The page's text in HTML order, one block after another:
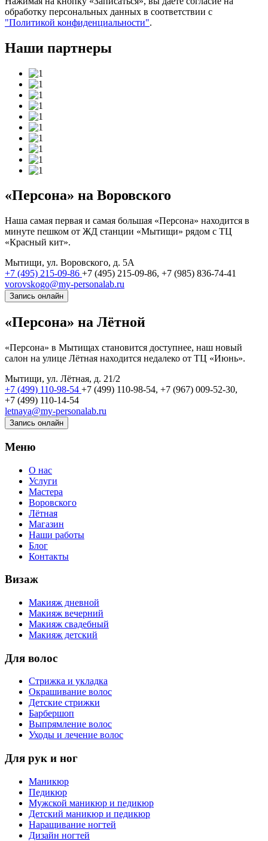
обработку персональных данных в соответствии с
"Политикой конфиденциальности".
Наши партнеры
«Персона» на Воровского
Наша самая первая и самая большая «Персона» находится в
минуте пешком от ЖД станции «Мытищи» рядом с ТЦ
«Красный кит».
Мытищи, ул. Воровского, д. 5А
+7 (495) 215-09-86 +7 (495) 215-09-86, +7 (985) 836-74-41
vorovskogo@my-personalab.ru
Запись онлайн
«Персона» на Лётной
«Персона» в Мытищах становится доступнее, наш новый
салон на улице Лётная находится недалеко от ТЦ «Июнь».
Мытищи, ул. Лётная, д. 21/2
+7 (499) 110-98-54 +7 (499) 110-98-54, +7 (967) 009-52-30,
+7 (499) 110-14-54
letnaya@my-personalab.ru
Запись онлайн
Меню
О нас
Услуги
Мастера
Воровского
Лётная
Магазин
Наши работы
Блог
Контакты
Визаж
Макияж дневной
Макияж вечерний
Макияж свадебный
Макияж детский
Для волос
Стрижка и укладка
Окрашивание волос
Детские стрижки
Барбершоп
Выпрямление волос
Уходы и лечение волос
Для рук и ног
Маникюр
Педикюр
Мужской маникюр и педикюр
Детский маникюр и педикюр
Наращивание ногтей
Дизайн ногтей